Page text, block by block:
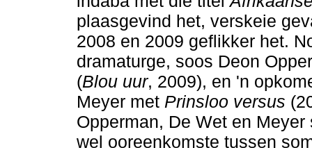
plaasgevind het, verskeie
2008 en 2009 geflikker het.
dramaturge, soos Deon
(Blou uur, 2009), en 'n
Meyer met Prinsloo versus
Opperman, De Wet en
wel ooreenkomste tussen